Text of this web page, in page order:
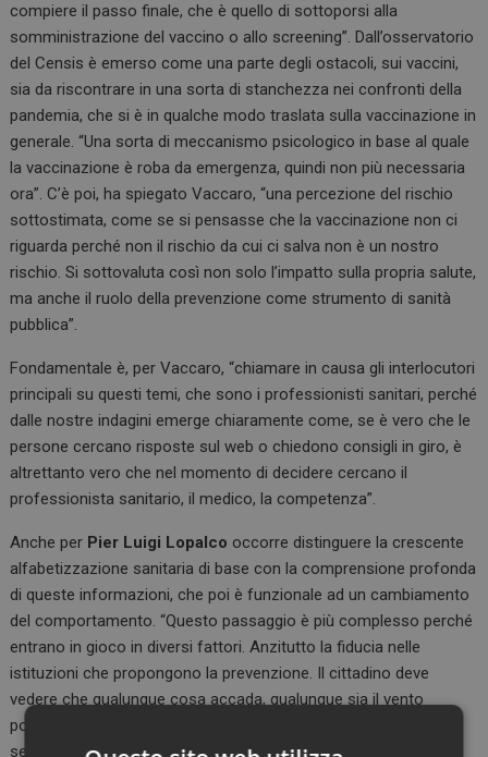
compiere il passo finale, che è quello di sottoporsi alla
somministrazione del vaccino o allo screening”. Dall’osservatorio
del Censis è emerso come una parte degli ostacoli, sui vaccini,
sia da riscontrare in una sorta di stanchezza nei confronti della
pandemia, che si è in qualche modo traslata sulla vaccinazione in
generale. “Una sorta di meccanismo psicologico in base al quale
la vaccinazione è roba da emergenza, quindi non più necessaria
ora”. C’è poi, ha spiegato Vaccaro, “una percezione del rischio
sottostimata, come se si pensasse che la vaccinazione non ci
riguarda perché non il rischio da cui ci salva non è un nostro
rischio. Si sottovaluta così non solo l’impatto sulla propria salute,
ma anche il ruolo della prevenzione come strumento di sanità
pubblica”.
Fondamentale è, per Vaccaro, “chiamare in causa gli interlocutori
principali su questi temi, che sono i professionisti sanitari, perché
dalle nostre indagini emerge chiaramente come, se è vero che le
persone cercano risposte sul web o chiedono consigli in giro, è
altrettanto vero che nel momento di decidere cercano il
professionista sanitario, il medico, la competenza”.
Anche per Pier Luigi Lopalco occorre distinguere la crescente
alfabetizzazione sanitaria di base con la comprensione profonda
di queste informazioni, che poi è funzionale ad un cambiamento
del comportamento. “Questo passaggio è più complesso perché
entrano in gioco in diversi fattori. Anzitutto la fiducia nelle
istituzioni che propongono la prevenzione. Il cittadino deve
vedere che qualunque cosa accada, qualunque sia il vento
politico o il colore del Governo, l’istituzione sanitaria parla
sempre e solo una lingua, che è quella della verità scientifica.